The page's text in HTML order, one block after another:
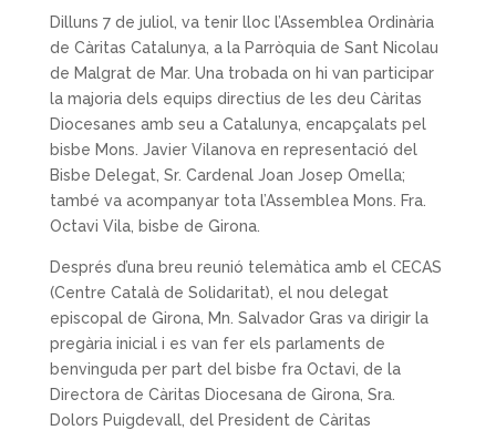
Dilluns 7 de juliol, va tenir lloc l’Assemblea Ordinària
de Càritas Catalunya, a la Parròquia de Sant Nicolau
de Malgrat de Mar. Una trobada on hi van participar
la majoria dels equips directius de les deu Càritas
Diocesanes amb seu a Catalunya, encapçalats pel
bisbe Mons. Javier Vilanova en representació del
Bisbe Delegat, Sr. Cardenal Joan Josep Omella;
també va acompanyar tota l’Assemblea Mons. Fra.
Octavi Vila, bisbe de Girona.
Després d’una breu reunió telemàtica amb el CECAS
(Centre Català de Solidaritat), el nou delegat
episcopal de Girona, Mn. Salvador Gras va dirigir la
pregària inicial i es van fer els parlaments de
benvinguda per part del bisbe fra Octavi, de la
Directora de Càritas Diocesana de Girona, Sra.
Dolors Puigdevall, del President de Càritas